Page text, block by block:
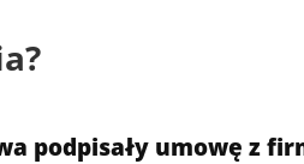
podpisały umowę z